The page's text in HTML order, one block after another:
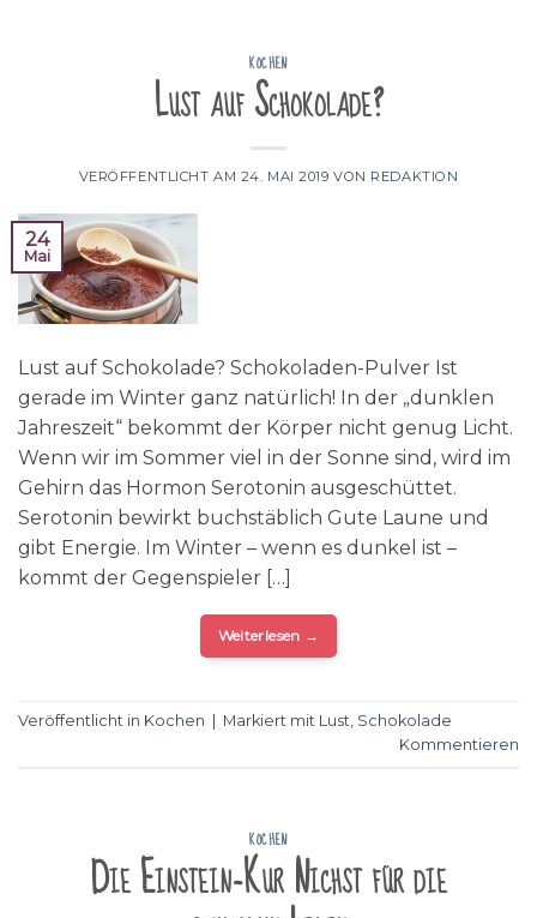
KOCHEN
Lust auf Schokolade?
VERÖFFENTLICHT AM 24. MAI 2019 VON REDAKTION
24
Mai
Lust auf Schokolade? Schokoladen-Pulver Ist
gerade im Winter ganz natürlich! In der „dunklen
Jahreszeit“ bekommt der Körper nicht genug Licht.
Wenn wir im Sommer viel in der Sonne sind, wird im
Gehirn das Hormon Serotonin ausgeschüttet.
Serotonin bewirkt buchstäblich Gute Laune und
gibt Energie. Im Winter – wenn es dunkel ist –
kommt der Gegenspieler […]
Weiterlesen →
Veröffentlicht in Kochen Markiert mit Lust, Schokolade
Kommentieren
KOCHEN
Die Einstein-Kur Nichst für die